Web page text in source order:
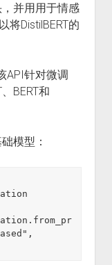
并用用于情感
将DistilBERT的
API针对微调
BERT和
模型：